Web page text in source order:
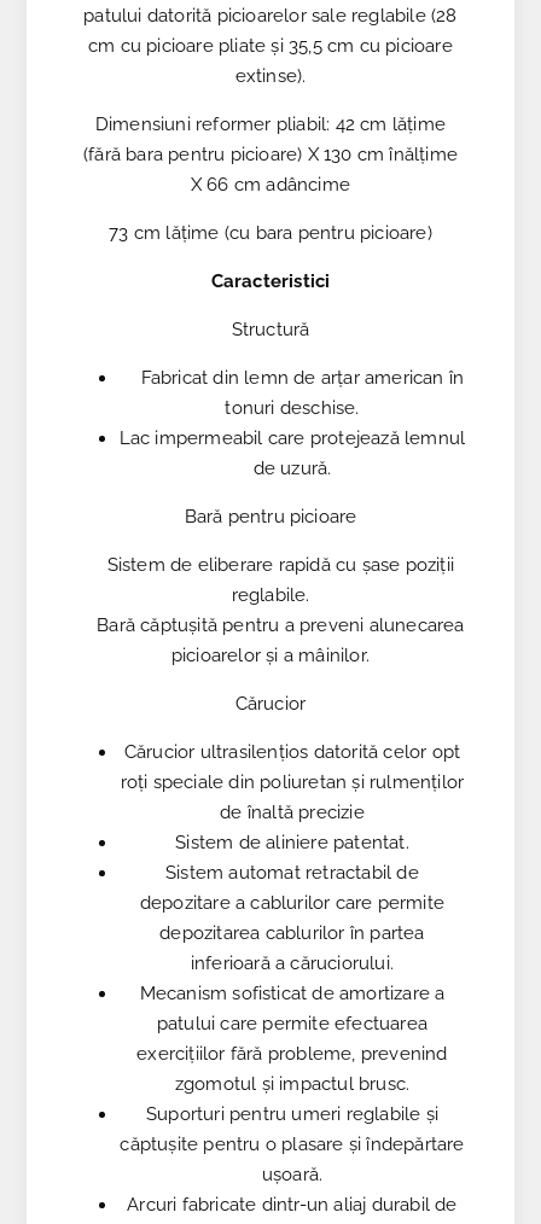
patului datorită picioarelor sale reglabile (28
cm cu picioare pliate și 35,5 cm cu picioare
extinse).
Dimensiuni reformer pliabil: 42 cm lățime
(fără bara pentru picioare) X 130 cm înălțime
X 66 cm adâncime
73 cm lățime (cu bara pentru picioare)
Caracteristici
Structură
Fabricat din lemn de arțar american în
tonuri deschise.
Lac impermeabil care protejează lemnul
de uzură.
Bară pentru picioare
Sistem de eliberare rapidă cu șase poziții
reglabile.
Bară căptușită pentru a preveni alunecarea
picioarelor și a mâinilor.
Cărucior
Cărucior ultrasilențios datorită celor opt
roți speciale din poliuretan și rulmenților
de înaltă precizie
Sistem de aliniere patentat.
Sistem automat retractabil de
depozitare a cablurilor care permite
depozitarea cablurilor în partea
inferioară a căruciorului.
Mecanism sofisticat de amortizare a
patului care permite efectuarea
exercițiilor fără probleme, prevenind
zgomotul și impactul brusc.
Suporturi pentru umeri reglabile și
căptușite pentru o plasare și îndepărtare
ușoară.
Arcuri fabricate dintr-un aliaj durabil de